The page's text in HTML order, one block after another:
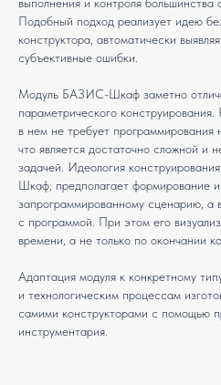
Подобный подход реализует идею
конструктора, автоматически
субъективные ошибки.
Модуль БАЗИС-Шкаф заметно
параметрического
в нем не требует программирования
что является достаточно сложной и
задачей. Идеология
Шкаф, предполагает формирование
запрограммированному сценарию, а
с программой. При этом его
времени, а не только по окончании
Адаптация модуля к конкретному
и технологическим процессам
самими конструкторами с помощью
инструментария.